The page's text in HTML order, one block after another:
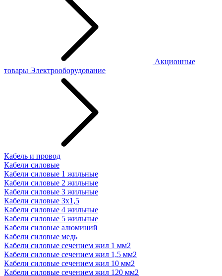
Акционные
товары Электрооборудование
Кабель и провод
Кабели силовые
Кабели силовые 1 жильные
Кабели силовые 2 жильные
Кабели силовые 3 жильные
Кабели силовые 3х1,5
Кабели силовые 4 жильные
Кабели силовые 5 жильные
Кабели силовые алюминий
Кабели силовые медь
Кабели силовые сечением жил 1 мм2
Кабели силовые сечением жил 1,5 мм2
Кабели силовые сечением жил 10 мм2
Кабели силовые сечением жил 120 мм2